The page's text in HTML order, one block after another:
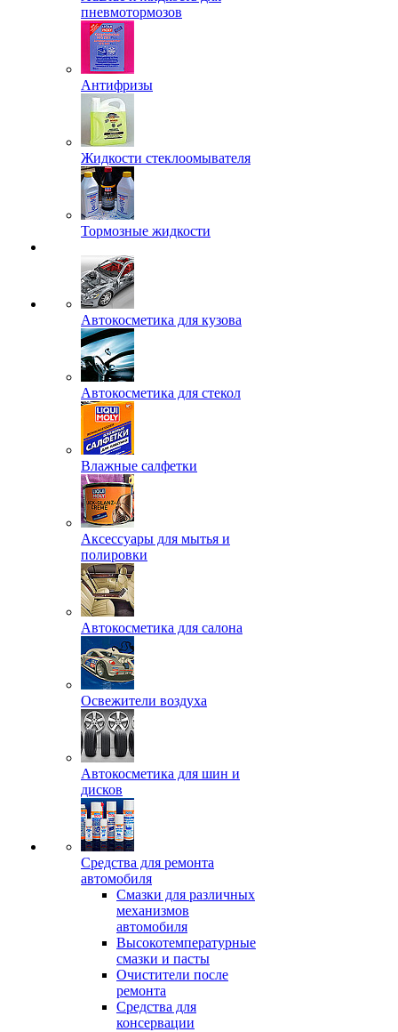
пневмотормозов
Антифризы
Жидкости стеклоомывателя
Тормозные жидкости
Автокосметика для кузова
Автокосметика для стекол
Влажные салфетки
Аксессуары для мытья и
полировки
Автокосметика для салона
Освежители воздуха
Автокосметика для шин и
дисков
Средства для ремонта
автомобиля
Смазки для различных
механизмов
автомобиля
Высокотемпературные
смазки и пасты
Очистители после
ремонта
Средства для
консервации